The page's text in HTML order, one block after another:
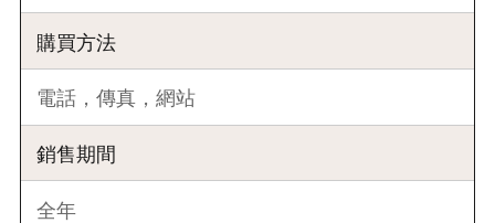
購買方法
電話，傳真，網站
銷售期間
全年